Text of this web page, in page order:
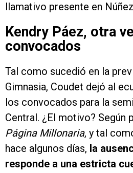
llamativo presente en
Kendry Páez, otra
convocados
Tal como sucedió en la
Gimnasia, Coudet dejó al
los convocados para la
Central. ¿El motivo? Según
Página Millonaria, y tal
hace algunos días, la
responde a una estricta